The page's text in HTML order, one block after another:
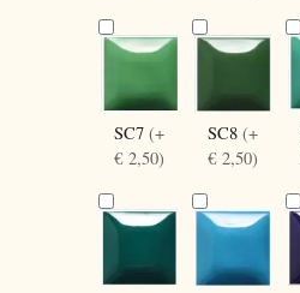
SC7(+
€ 2,50)
SC8(+
€ 2,50)